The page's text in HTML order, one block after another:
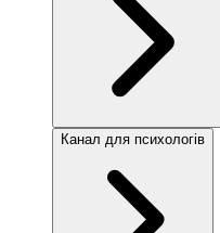
Канал для психологів